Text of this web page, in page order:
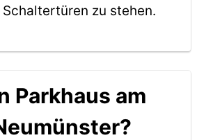
zu stehen.
Parkhaus am